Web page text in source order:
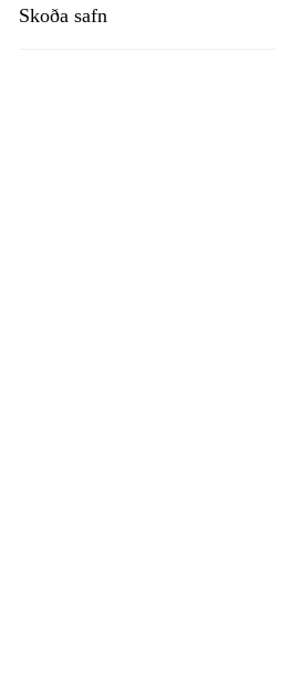
Skoða safn